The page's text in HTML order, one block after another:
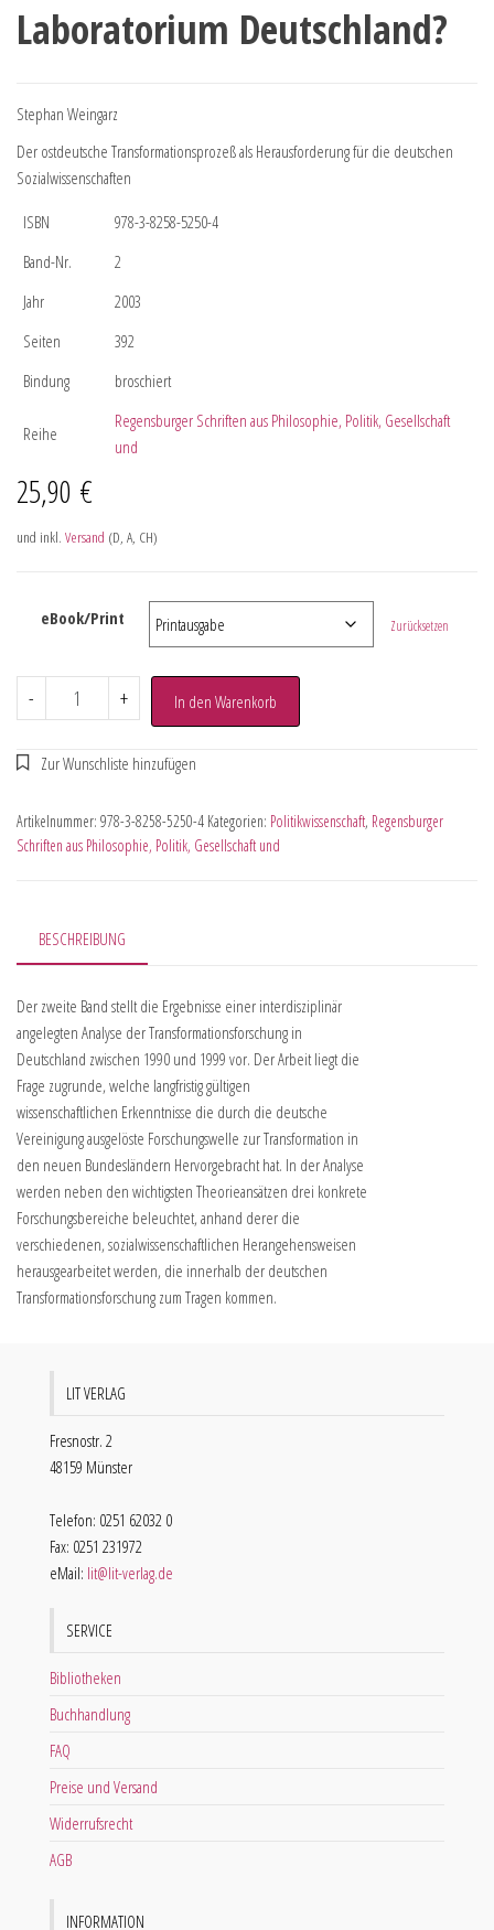
Laboratorium Deutschland?
Stephan Weingarz
Der ostdeutsche Transformationsprozeß als Herausforderung für die deutschen
Sozialwissenschaften
ISBN
978-3-8258-5250-4
Band-Nr.
2
Jahr
2003
Seiten
392
Bindung
broschiert
Reihe
Regensburger Schriften aus Philosophie, Politik, Gesellschaft
und
25,90 €
und inkl. Versand (D, A, CH)
eBook/Print Zurücksetzen
- + In den Warenkorb
Artikelnummer: 978-3-8258-5250-4 Kategorien: Politikwissenschaft, Regensburger
Schriften aus Philosophie, Politik, Gesellschaft und
BESCHREIBUNG
Der zweite Band stellt die Ergebnisse einer interdisziplinär
angelegten Analyse der Transformationsforschung in
Deutschland zwischen 1990 und 1999 vor. Der Arbeit liegt die
Frage zugrunde, welche langfristig gültigen
wissenschaftlichen Erkenntnisse die durch die deutsche
Vereinigung ausgelöste Forschungswelle zur Transformation in
den neuen Bundesländern Hervorgebracht hat. In der Analyse
werden neben den wichtigsten Theorieansätzen drei konkrete
Forschungsbereiche beleuchtet, anhand derer die
verschiedenen, sozialwissenschaftlichen Herangehensweisen
herausgearbeitet werden, die innerhalb der deutschen
Transformationsforschung zum Tragen kommen.
LIT VERLAG
Fresnostr. 2
48159 Münster
Telefon: 0251 62032 0
Fax: 0251 231972
eMail: lit@lit-verlag.de
SERVICE
Bibliotheken
Buchhandlung
FAQ
Preise und Versand
Widerrufsrecht
AGB
INFORMATION